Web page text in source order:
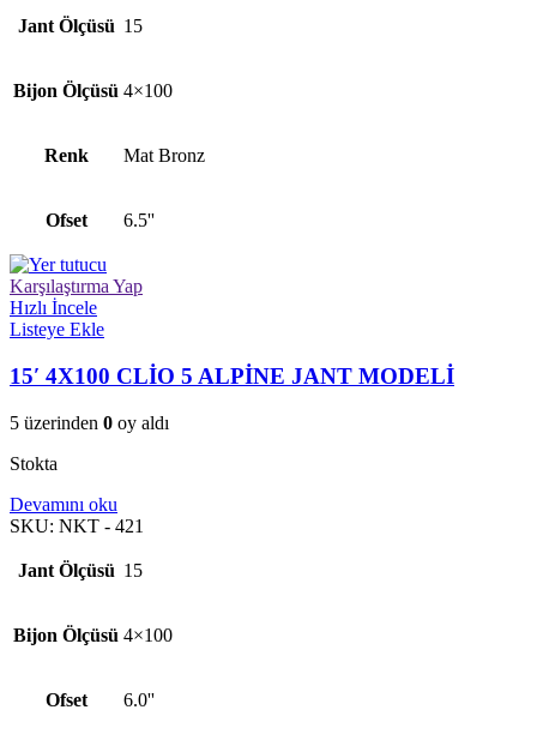
Jant Ölçüsü 15
Bijon Ölçüsü 4×100
Renk Mat Bronz
Ofset 6.5''
Karşılaştırma Yap
Hızlı İncele
Listeye Ekle
15′ 4X100 CLİO 5 ALPİNE JANT MODELİ
5 üzerinden 0 oy aldı
Stokta
Devamını oku
SKU: NKT - 421
Jant Ölçüsü 15
Bijon Ölçüsü 4×100
Ofset 6.0''